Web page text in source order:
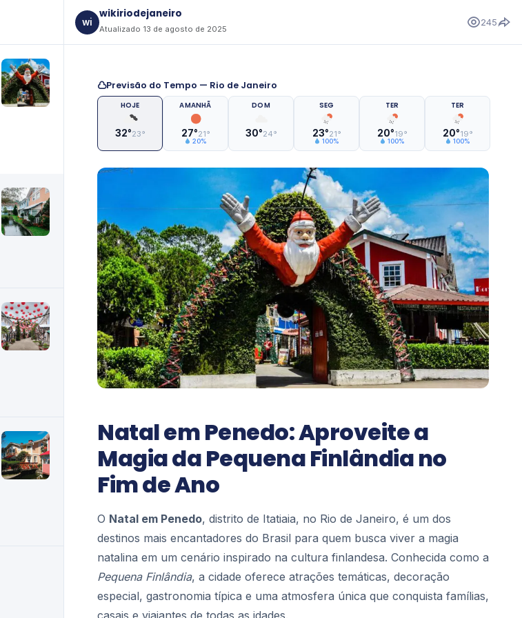
wi
wikiriodejaneiro
Atualizado 13 de agosto de 2025
245
Previsão do Tempo — Rio de Janeiro
HOJE
32°23°
AMANHÃ
27°21°
20%
DOM
30°24°
SEG
23°21°
100%
TER
20°19°
100%
TER
20°19°
100%
Natal em Penedo: Aproveite a
Magia da Pequena Finlândia no
Fim de Ano
O Natal em Penedo, distrito de Itatiaia, no Rio de Janeiro, é um dos
destinos mais encantadores do Brasil para quem busca viver a magia
natalina em um cenário inspirado na cultura finlandesa. Conhecida como a
Pequena Finlândia, a cidade oferece atrações temáticas, decoração
especial, gastronomia típica e uma atmosfera única que conquista famílias,